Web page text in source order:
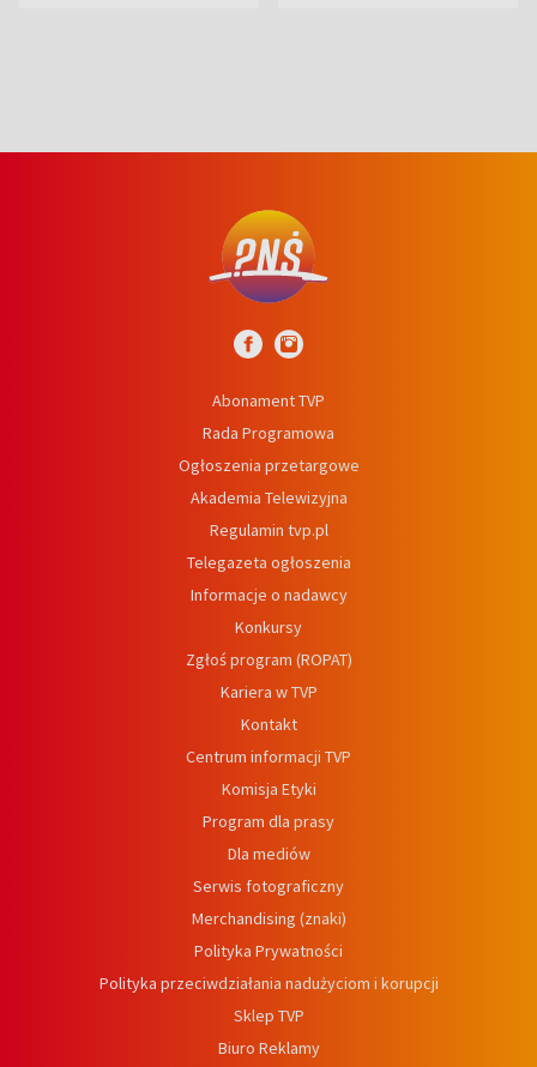
Abonament TVP
Rada Programowa
Ogłoszenia przetargowe
Akademia Telewizyjna
Regulamin tvp.pl
Telegazeta ogłoszenia
Informacje o nadawcy
Konkursy
Zgłoś program (ROPAT)
Kariera w TVP
Kontakt
Centrum informacji TVP
Komisja Etyki
Program dla prasy
Dla mediów
Serwis fotograficzny
Merchandising (znaki)
Polityka Prywatności
Polityka przeciwdziałania nadużyciom i korupcji
Sklep TVP
Biuro Reklamy